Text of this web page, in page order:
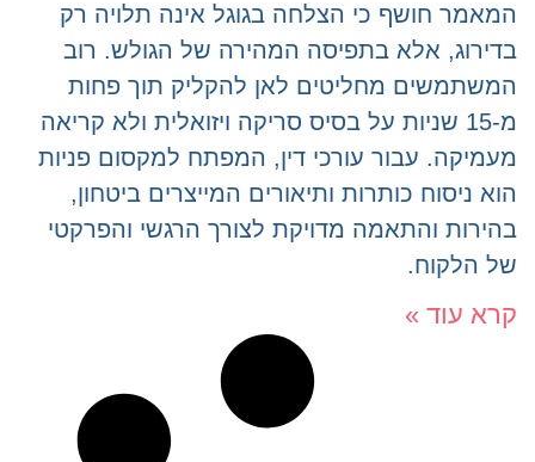
המאמר חושף כי הצלחה בגוגל אינה תלויה רק
בדירוג, אלא בתפיסה המהירה של הגולש. רוב
המשתמשים מחליטים לאן להקליק תוך פחות
מ-15 שניות על בסיס סריקה ויזואלית ולא קריאה
מעמיקה. עבור עורכי דין, המפתח למקסום פניות
הוא ניסוח כותרות ותיאורים המייצרים ביטחון,
בהירות והתאמה מדויקת לצורך הרגשי והפרקטי
של הלקוח.
קרא עוד »